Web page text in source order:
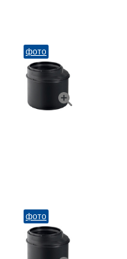
фото
фото